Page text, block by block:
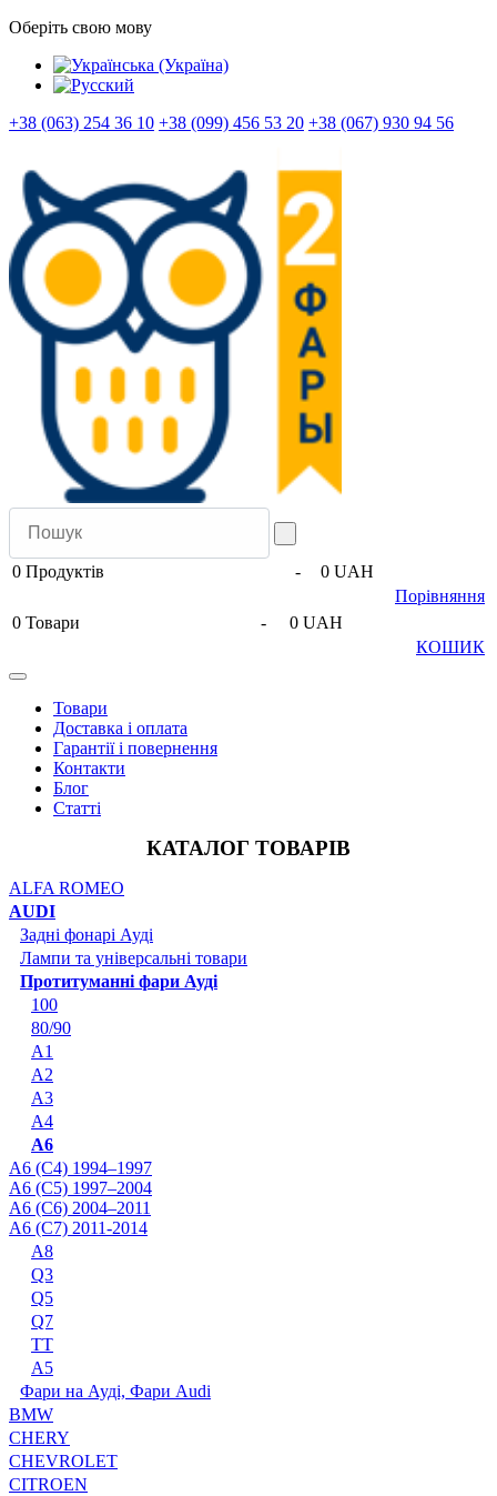
Оберіть свою мову
+38 (063) 254 36 10 +38 (099) 456 53 20 +38 (067) 930 94 56
0 Продуктів -
0 UAH
Порівняння
0 Товари -
0 UAH
КОШИК
Товари
Доставка і оплата
Гарантії і повернення
Контакти
Блог
Статті
КАТАЛОГ ТОВАРІВ
ALFA ROMEO
AUDI
Задні фонарі Ауді
Лампи та універсальні товари
Протитуманні фари Ауді
100
80/90
A1
A2
A3
A4
A6
A6 (C4) 1994–1997
A6 (C5) 1997–2004
A6 (C6) 2004–2011
A6 (C7) 2011-2014
A8
Q3
Q5
Q7
TT
А5
Фари на Ауді, Фари Audi
BMW
CHERY
CHEVROLET
CITROEN